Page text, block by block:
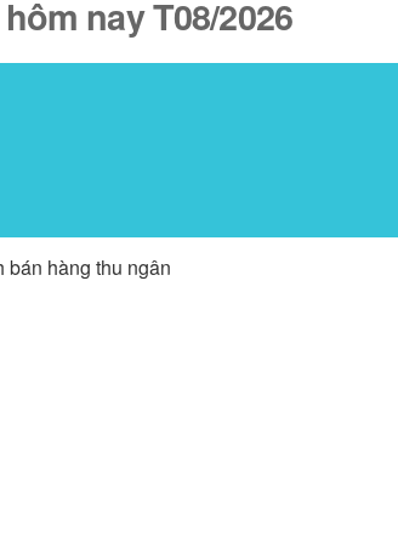
nay T08/2026
hàng thu ngân